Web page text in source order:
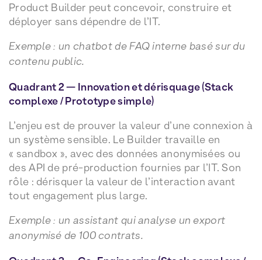
Product Builder peut concevoir, construire et
déployer sans dépendre de l’IT.
Exemple : un chatbot de FAQ interne basé sur du
contenu public.
Quadrant 2 — Innovation et dérisquage (Stack
complexe / Prototype simple)
L’enjeu est de prouver la valeur d’une connexion à
un système sensible. Le Builder travaille en
« sandbox », avec des données anonymisées ou
des API de pré-production fournies par l’IT. Son
rôle : dérisquer la valeur de l’interaction avant
tout engagement plus large.
Exemple : un assistant qui analyse un export
anonymisé de 100 contrats.